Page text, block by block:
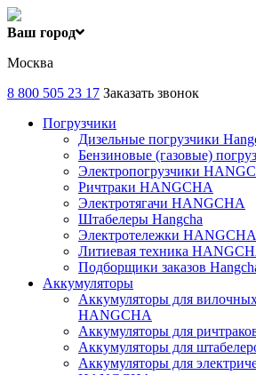
Ваш город
Москва
8 800 505 23 17 Заказать звонок
Погрузчики
Дизельные погрузчики
Бензиновые (газовые)
Электропогрузчики
Ричтраки HANGCHA
Электротягачи HANGCHA
Штабелеры Hangcha
Электротележки HANGCHA
Литиевая техника
Подборщики заказов
Аккумуляторы
Аккумуляторы для
HANGCHA
Аккумуляторы для
Аккумуляторы для
Аккумуляторы для